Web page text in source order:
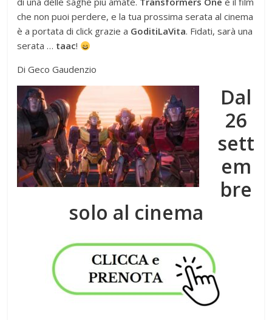
che non puoi perdere, e la tua prossima serata al cinema
è a portata di click grazie a GoditiLaVita. Fidati, sarà una
serata … taac!
Di Geco Gaudenzio
Dal
26
sett
em
bre
solo al cinema